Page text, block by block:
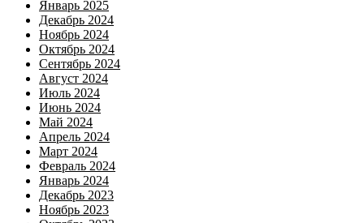
Январь 2025
Декабрь 2024
Ноябрь 2024
Октябрь 2024
Сентябрь 2024
Август 2024
Июль 2024
Июнь 2024
Май 2024
Апрель 2024
Март 2024
Февраль 2024
Январь 2024
Декабрь 2023
Ноябрь 2023